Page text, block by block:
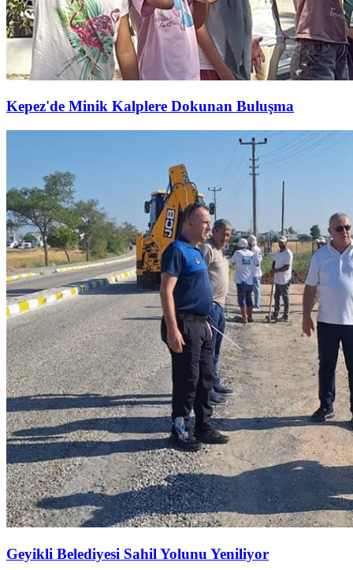
Kepez'de Minik Kalplere Dokunan Buluşma
Geyikli Belediyesi Sahil Yolunu Yeniliyor